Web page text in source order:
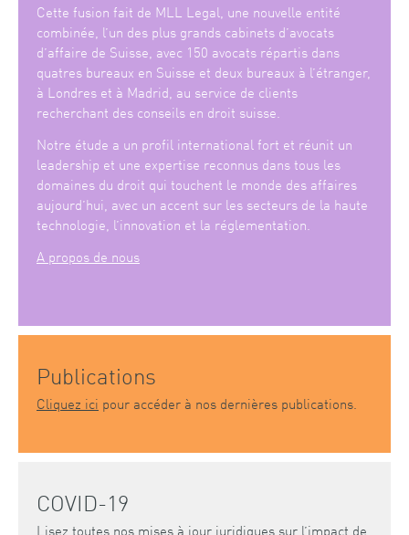
Cette fusion fait de MLL Legal, une nouvelle entité
combinée, l’un des plus grands cabinets d’avocats
d’affaire de Suisse, avec 150 avocats répartis dans
quatres bureaux en Suisse et deux bureaux à l’étranger,
à Londres et à Madrid, au service de clients
recherchant des conseils en droit suisse.
Notre étude a un profil international fort et réunit un
leadership et une expertise reconnus dans tous les
domaines du droit qui touchent le monde des affaires
aujourd’hui, avec un accent sur les secteurs de la haute
technologie, l’innovation et la réglementation.
A propos de nous
Publications
Cliquez ici pour accéder à nos dernières publications.
COVID-19
Lisez toutes nos mises à jour juridiques sur l’impact de